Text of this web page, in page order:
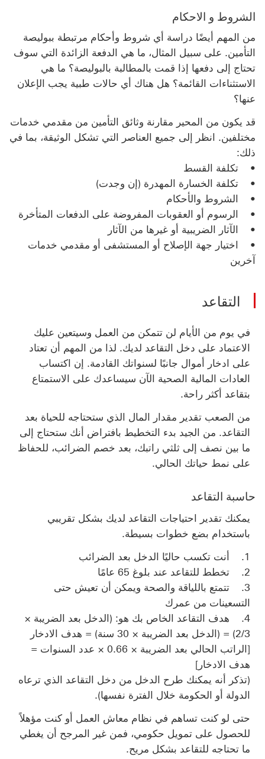
الشروط و الاحكام
من المهم أيضًا دراسة أي شروط وأحكام مرتبطة ببوليصة
التأمين. على سبيل المثال، ما هي الدفعة الزائدة التي سوف
تحتاج إلى دفعها إذا قمت بالمطالبة بالبوليصة؟ ما هي
الاستثناءات القائمة؟ هل هناك أي حالات طبية يجب الإعلان
عنها؟
قد يكون من المحير مقارنة وثائق التأمين من مقدمي خدمات
مختلفين. انظر إلى جميع العناصر التي تشكل الوثيقة، بما في
ذلك:
• تكلفة القسط
• تكلفة الخسارة المهدرة (إن وجدت)
• الشروط والأحكام
• الرسوم أو العقوبات المفروضة على الدفعات المتأخرة
• الآثار الضريبية أو غيرها من الآثار
• اختيار جهة الإصلاح أو المستشفى أو مقدمي خدمات
آخرين
التقاعد
في يوم من الأيام لن تتمكن من العمل وسيتعين عليك
الاعتماد على دخل التقاعد لديك. لذا من المهم أن تعتاد
على ادخار أموال جانبًا لسنواتك القادمة. إن اكتساب
العادات المالية الصحية الآن سيساعدك على الاستمتاع
بتقاعد أكثر راحة.
من الصعب تقدير مقدار المال الذي ستحتاجه للحياة بعد
التقاعد. من الجيد بدء التخطيط بافتراض أنك ستحتاج إلى
ما بين نصف إلى ثلثي راتبك، بعد خصم الضرائب، للحفاظ
على نمط حياتك الحالي.
حاسبة التقاعد
يمكنك تقدير احتياجات التقاعد لديك بشكل تقريبي
باستخدام بضع خطوات بسيطة.
1. أنت تكسب حاليًا الدخل بعد الضرائب
2. تخطط للتقاعد عند بلوغ 65 عامًا
3. تتمتع باللياقة والصحة ويمكن أن تعيش حتى
التسعينات من عمرك
4. هدف التقاعد الخاص بك هو: (الدخل بعد الضريبة ×
2/3) = (الدخل بعد الضريبة × 30 سنة) = هدف الادخار
[الراتب الحالي بعد الضريبة × 0.66 × عدد السنوات =
هدف الادخار]
(تذكر أنه يمكنك طرح الدخل من دخل التقاعد الذي ترعاه
الدولة أو الحكومة خلال الفترة نفسها).
حتى لو كنت تساهم في نظام معاش العمل أو كنت مؤهلاً
للحصول على تمويل حكومي، فمن غير المرجح أن يغطي
ما تحتاجه للتقاعد بشكل مريح.